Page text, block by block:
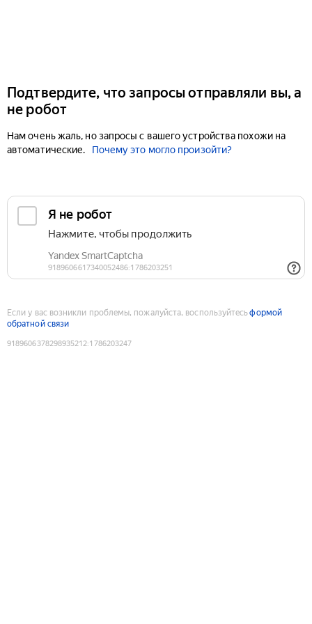
Подтвердите, что запросы отправляли вы, а
не робот
Нам очень жаль, но запросы с вашего устройства похожи на
автоматические.
Почему это могло произойти?
Если у вас возникли проблемы, пожалуйста, воспользуйтесьформой
обратной связи
9189606378298935212:1786203247